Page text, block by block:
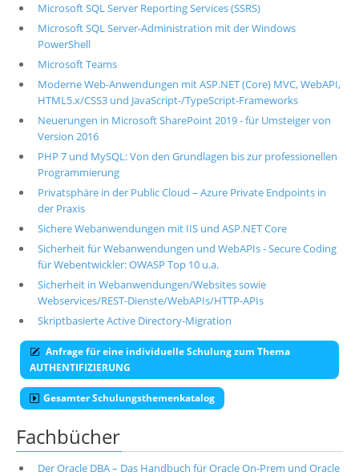
Microsoft SQL Server Reporting Services (SSRS)
Microsoft SQL Server-Administration mit der Windows
PowerShell
Microsoft Teams
Moderne Web-Anwendungen mit ASP.NET (Core) MVC, WebAPI,
HTML5.x/CSS3 und JavaScript-/TypeScript-Frameworks
Neuerungen in Microsoft SharePoint 2019 - für Umsteiger von
Version 2016
PHP 7 und MySQL: Von den Grundlagen bis zur professionellen
Programmierung
Privatsphäre in der Public Cloud – Azure Private Endpoints in
der Praxis
Sichere Webanwendungen mit IIS und ASP.NET Core
Sicherheit für Webanwendungen und WebAPIs - Secure Coding
für Webentwickler: OWASP Top 10 u.a.
Sicherheit in Webanwendungen/Websites sowie
Webservices/REST-Dienste/WebAPIs/HTTP-APIs
Skriptbasierte Active Directory-Migration
Anfrage für eine individuelle Schulung zum Thema
AUTHENTIFIZIERUNG
Gesamter Schulungsthemenkatalog
Fachbücher
Der Oracle DBA – Das Handbuch für Oracle On-Prem und Oracle